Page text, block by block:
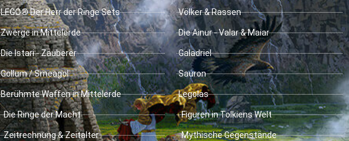
LEGO® Der Herr der Ringe Sets
Zwerge in Mittelerde
Die Istari - Zauberer
Gollum / Smeagol
Berühmte Waffen in Mittelerde
Die Ringe der Macht
Zeitrechnung & Zeitalter
Völker & Rassen
Die Ainur - Valar & Maiar
Galadriel
Sauron
Legolas
Figuren in Tolkiens Welt
Mythische Gegenstände